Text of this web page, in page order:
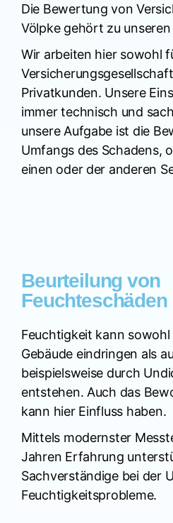
Die Bewertung von
Völpke gehört zu
Wir arbeiten hier sowohl
Privatkunden. Unsere
immer technisch und
unsere Aufgabe ist die
Umfangs des Schadens,
einen oder der anderen
Beurteilung von
Feuchteschäden
Feuchtigkeit kann
Gebäude eindringen als
beispielsweise durch
entstehen. Auch das
kann hier Einfluss haben.
Mittels modernster
Jahren Erfahrung
Sachverständige bei der
Feuchtigkeitsprobleme.